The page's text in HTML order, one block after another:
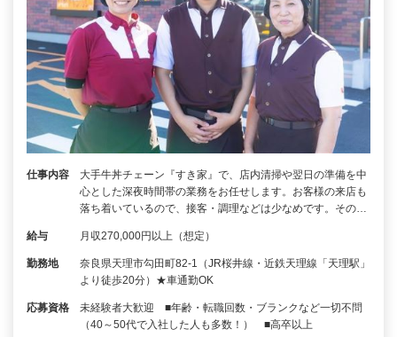
仕事内容
大手牛丼チェーン『すき家』で、店内清掃や翌日の準備を中
心とした深夜時間帯の業務をお任せします。お客様の来店も
落ち着いているので、接客・調理などは少なめです。その…
給与 月収270,000円以上（想定）
勤務地
奈良県天理市勾田町82-1（JR桜井線・近鉄天理線「天理駅」
より徒歩20分）★車通勤OK
応募資格
未経験者大歓迎 ■年齢・転職回数・ブランクなど一切不問
（40～50代で入社した人も多数！） ■高卒以上